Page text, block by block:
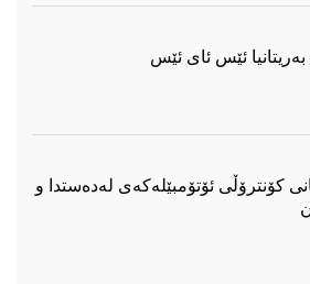
ئێس ئای ئێس
کۆنترۆڵی ئۆتۆمبێلەکەی لەدەستدا و